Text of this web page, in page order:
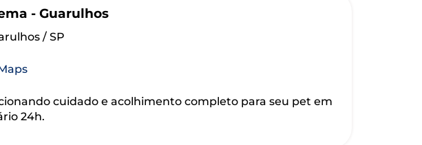
- Guarulhos
/ SP
cuidado e acolhimento completo para seu pet em
24h.